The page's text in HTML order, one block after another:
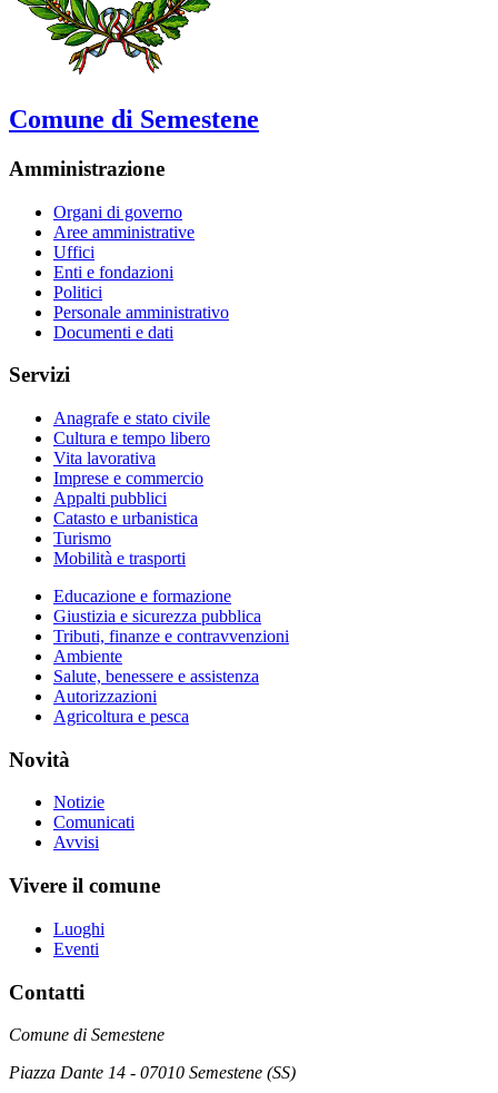
Comune di Semestene
Amministrazione
Organi di governo
Aree amministrative
Uffici
Enti e fondazioni
Politici
Personale amministrativo
Documenti e dati
Servizi
Anagrafe e stato civile
Cultura e tempo libero
Vita lavorativa
Imprese e commercio
Appalti pubblici
Catasto e urbanistica
Turismo
Mobilità e trasporti
Educazione e formazione
Giustizia e sicurezza pubblica
Tributi, finanze e contravvenzioni
Ambiente
Salute, benessere e assistenza
Autorizzazioni
Agricoltura e pesca
Novità
Notizie
Comunicati
Avvisi
Vivere il comune
Luoghi
Eventi
Contatti
Comune di Semestene
Piazza Dante 14 - 07010 Semestene (SS)